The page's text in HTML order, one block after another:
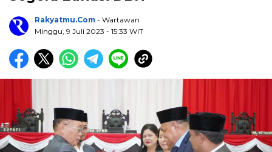
Rakyatmu.com - Wartawan
Minggu, 9 Juli 2023 - 15:33 WIT